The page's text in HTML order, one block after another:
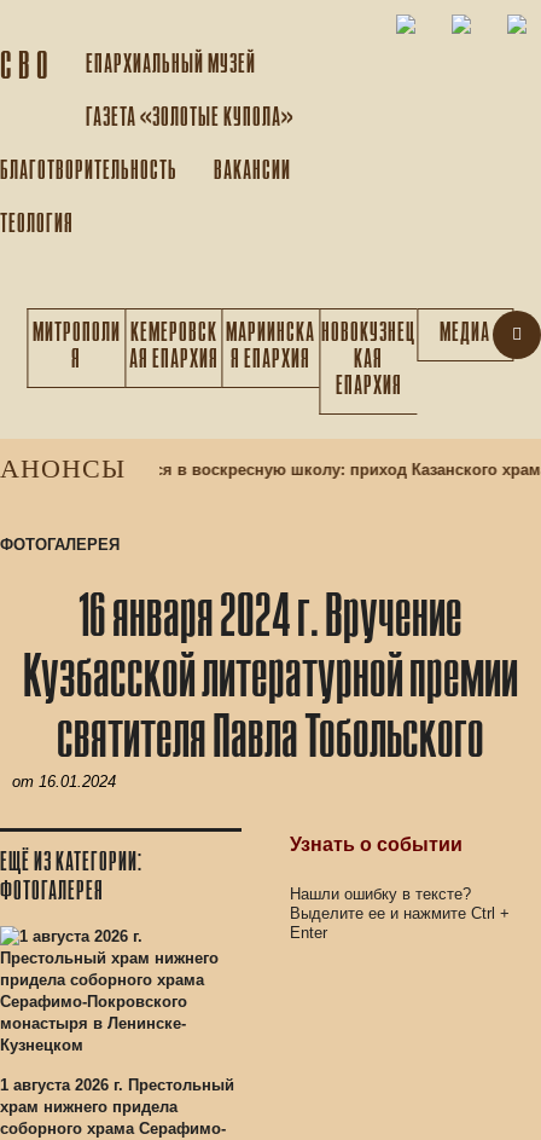
С В О
ЕПАРХИАЛЬНЫЙ МУЗEЙ
ГАЗЕТА «ЗОЛОТЫЕ КУПОЛА»
БЛАГОТВОРИТЕЛЬНОСТЬ
ВАКАНСИИ
ТЕОЛОГИЯ
МИТРОПОЛИ
Я
КЕМЕРОВСК
АЯ ЕПАРХИЯ
МАРИИНСКА
Я ЕПАРХИЯ
НОВОКУЗНЕЦ
КАЯ
ЕПАРХИЯ
МЕДИА
АНОНСЫ
Набор учащихся в воскресную школу: приход Казанского
ФОТОГАЛЕРЕЯ
16 января 2024 г. Вручение
Кузбасской литературной премии
святителя Павла Тобольского
от 16.01.2024
ЕЩЁ ИЗ КАТЕГОРИИ:
ФОТОГАЛЕРЕЯ
1 августа 2026 г. Престольный
храм нижнего придела
соборного храма Серафимо-
Узнать о событии
Нашли ошибку в тексте?
Выделите ее и нажмите Ctrl +
Enter